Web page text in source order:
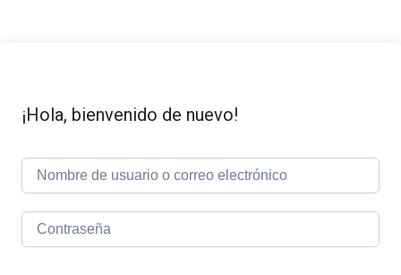
¡Hola, bienvenido de nuevo!